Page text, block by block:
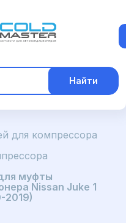
Найти
для компрессора
муфты
Nissan Juke 1
2019)